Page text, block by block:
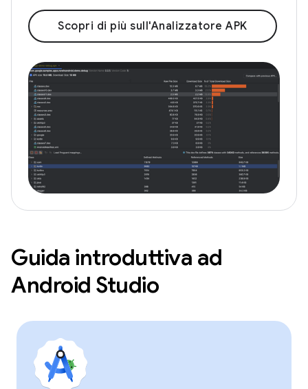
Scopri di più sull'Analizzatore APK
Guida introduttiva ad
Android Studio